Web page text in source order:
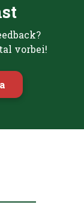
vorbei!